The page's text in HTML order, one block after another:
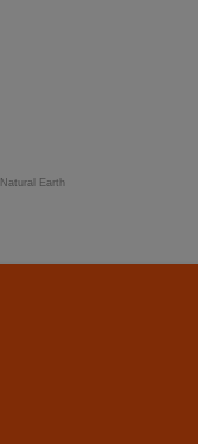
Natural Earth